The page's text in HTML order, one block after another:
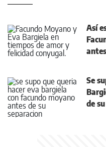
Así
Se
de